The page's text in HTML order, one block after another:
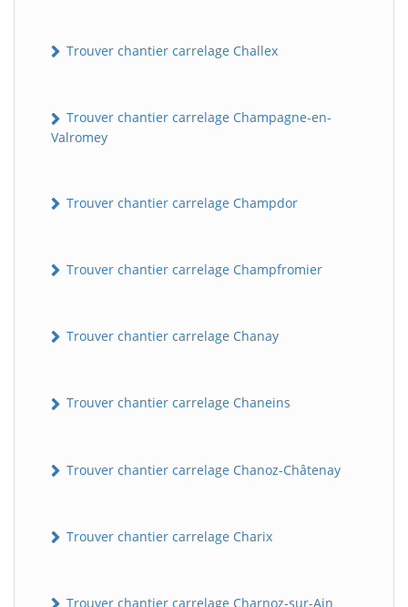
Trouver chantier carrelage Challex
Trouver chantier carrelage Champagne-en-
Valromey
Trouver chantier carrelage Champdor
Trouver chantier carrelage Champfromier
Trouver chantier carrelage Chanay
Trouver chantier carrelage Chaneins
Trouver chantier carrelage Chanoz-Châtenay
Trouver chantier carrelage Charix
Trouver chantier carrelage Charnoz-sur-Ain